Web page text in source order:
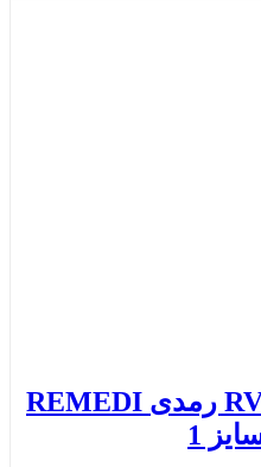
سنسور آرویجی RVG رمدی REMEDI